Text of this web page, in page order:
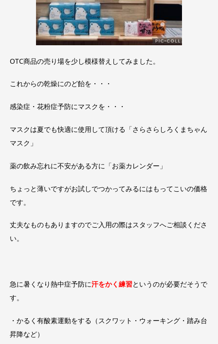
OTC商品の売り場を少し模様替えしてみました。
これからの乾燥にのど飴を・・・
感染症・花粉症予防にマスクを・・・
マスクは夏でも快適に使用して頂ける「さらさらしろくまちゃん
マスク」
薬の飲み忘れに不安がある方に「お薬カレンダー」
ちょっと薄いですがお試しでつかってみるにはもってこいの価格
です。
丈夫なものもありますのでご入用の際はスタッフへご相談くださ
い。
急に暑くなり熱中症予防に汗をかく練習というのが必要だそうで
す。
・かるく有酸素運動をする（スクワット・ウォーキング・踏み台
昇降など）